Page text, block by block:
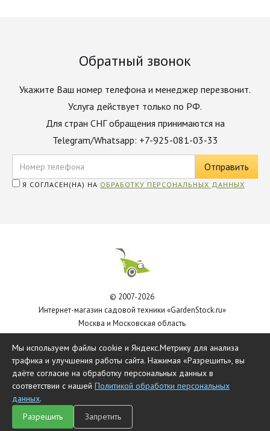
Обратный звонок
Укажите Ваш номер телефона и менеджер перезвонит.
Услуга действует только по РФ.
Для стран СНГ обращения принимаются на
Telegram/Whatsapp: +7-925-081-03-33
Я СОГЛАСЕН(НА) НА ОБРАБОТКУ ПЕРСОНАЛЬНЫХ ДАННЫХ
© 2007-2026
Интернет-магазин садовой техники «GardenStock.ru»
Москва и Московская область
Главная Каталог Чат
Мы используем файлы cookie и Яндекс.Метрику для анализа
трафика и улучшения работы сайта. Нажимая «Разрешить», вы
даёте согласие на обработку персональных данных в
соответствии с нашей Политикой обработки персональных
данных.
Разрешить
Запретить